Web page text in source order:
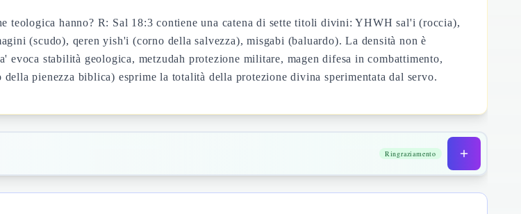
hanno? R: Sal 18:3 contiene una catena di sette titoli divini: YHWH sal'i (roccia),
(scudo), qeren yish'i (corno della salvezza), misgabi (baluardo). La densità non è
stabilità geologica, metzudah protezione militare, magen difesa in combattimento,
pienezza biblica) esprime la totalità della protezione divina sperimentata dal servo.
Ringraziamento